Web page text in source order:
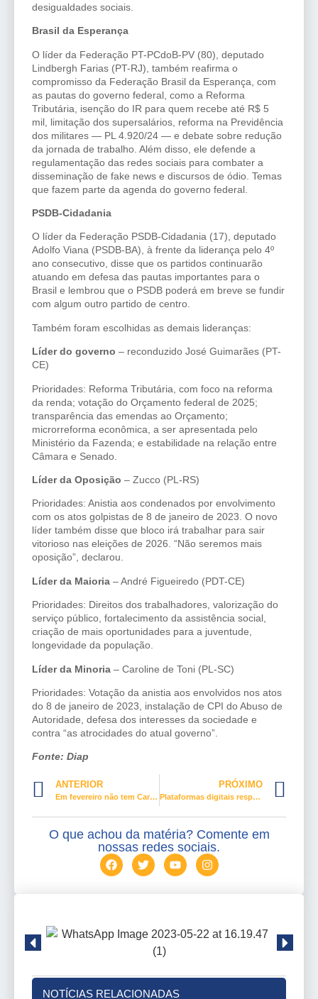
desigualdades sociais.
Brasil da Esperança
O líder da Federação PT-PCdoB-PV (80), deputado
Lindbergh Farias (PT-RJ), também reafirma o
compromisso da Federação Brasil da Esperança, com
as pautas do governo federal, como a Reforma
Tributária, isenção do IR para quem recebe até R$ 5
mil, limitação dos supersalários, reforma na Previdência
dos militares — PL 4.920/24 — e debate sobre redução
da jornada de trabalho. Além disso, ele defende a
regulamentação das redes sociais para combater a
disseminação de fake news e discursos de ódio. Temas
que fazem parte da agenda do governo federal.
PSDB-Cidadania
O líder da Federação PSDB-Cidadania (17), deputado
Adolfo Viana (PSDB-BA), à frente da liderança pelo 4º
ano consecutivo, disse que os partidos continuarão
atuando em defesa das pautas importantes para o
Brasil e lembrou que o PSDB poderá em breve se fundir
com algum outro partido de centro.
Também foram escolhidas as demais lideranças:
Líder do governo – reconduzido José Guimarães (PT-
CE)
Prioridades: Reforma Tributária, com foco na reforma
da renda; votação do Orçamento federal de 2025;
transparência das emendas ao Orçamento;
microrreforma econômica, a ser apresentada pelo
Ministério da Fazenda; e estabilidade na relação entre
Câmara e Senado.
Líder da Oposição – Zucco (PL-RS)
Prioridades: Anistia aos condenados por envolvimento
com os atos golpistas de 8 de janeiro de 2023. O novo
líder também disse que bloco irá trabalhar para sair
vitorioso nas eleições de 2026. “Não seremos mais
oposição”, declarou.
Líder da Maioria – André Figueiredo (PDT-CE)
Prioridades: Direitos dos trabalhadores, valorização do
serviço público, fortalecimento da assistência social,
criação de mais oportunidades para a juventude,
longevidade da população.
Líder da Minoria – Caroline de Toni (PL-SC)
Prioridades: Votação da anistia aos envolvidos nos atos
do 8 de janeiro de 2023, instalação de CPI do Abuso de
Autoridade, defesa dos interesses da sociedade e
contra “as atrocidades do atual governo”.
Fonte: Diap
ANTERIOR
Em fevereiro não tem Carnaval
PRÓXIMO
Plataformas digitais responderão por conteúdo falso
O que achou da matéria? Comente em
nossas redes sociais.
NOTÍCIAS RELACIONADAS